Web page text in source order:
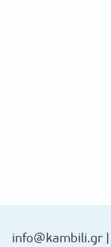
info@kambili.gr